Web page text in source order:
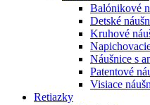
Balónikové
Detské
Kruhové
Náušnice s
Patentové
Visiace
Retiazky